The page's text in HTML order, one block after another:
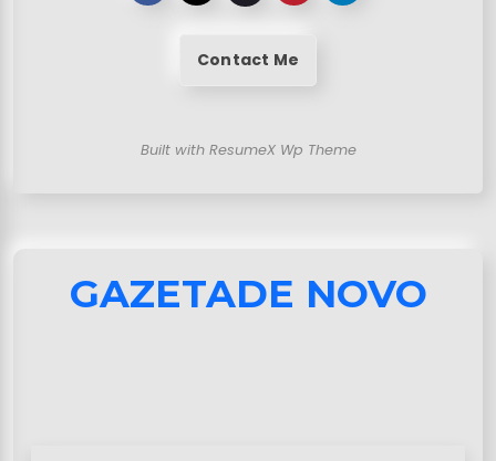
Contact Me
Built with ResumeX Wp Theme
GAZETADE NOVO